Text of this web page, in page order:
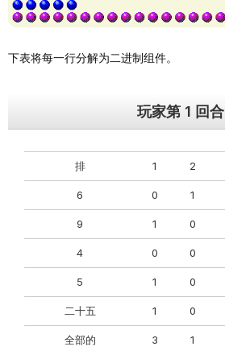
下表将每一行分解为二进制组件。
玩家第 1 回合
排 1 2
6 0 1
9 1 0
4 0 0
5 1 0
二十五 1 0
全部的 3 1